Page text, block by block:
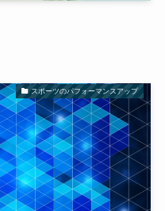
スポーツのパフォーマンスアップ